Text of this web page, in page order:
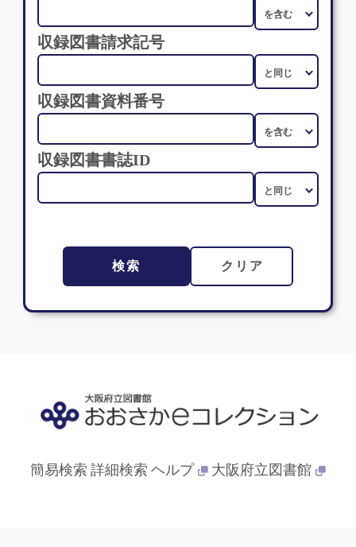
収録図書請求記号
収録図書資料番号
収録図書書誌ID
検索 クリア
簡易検索 詳細検索 ヘルプ 大阪府立図書館